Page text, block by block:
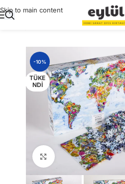
Skip to main content
Masaüstü Gereçler/Küre
-10%
TÜKE
NDI
Büyütmek için tıklayın